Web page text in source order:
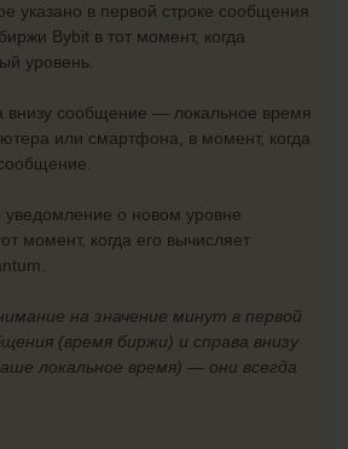
указано в первой строке сообщения
Bybit в тот момент, когда
уровень.
внизу сообщение — локальное время
или смартфона, в момент, когда
уведомление о новом уровне
момент, когда его вычисляет
на значение минут в первой
(время биржи) и справа внизу
локальное время) — они всегда